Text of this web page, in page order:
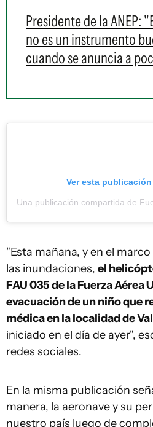
Presidente de la ANEP:
no es un instrumento
cuando se anuncia a
Ver esta
"Esta mañana, y en el
las inundaciones, el
FAU 035 de la Fuerza Aérea
evacuación de un niño que
médica en la localidad de
iniciado en el día de ayer",
redes sociales.
En la misma publicación
manera, la aeronave y su
nuestro país luego de